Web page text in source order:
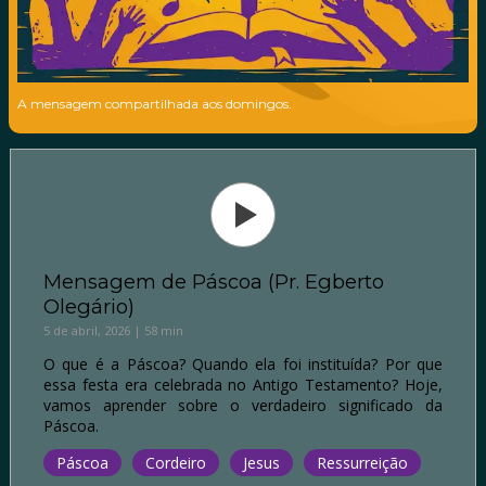
A mensagem compartilhada aos domingos.
Mensagem de Páscoa (Pr. Egberto
Olegário)
5 de abril, 2026 | 58 min
O que é a Páscoa? Quando ela foi instituída? Por que
essa festa era celebrada no Antigo Testamento? Hoje,
vamos aprender sobre o verdadeiro significado da
Páscoa.
Páscoa
Cordeiro Jesus Ressurreição